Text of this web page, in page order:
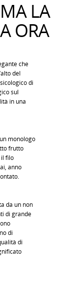
LA
ORA
che
del
di
sul
in una
monologo
frutto
filo
anno
da un non
di grande
di
di